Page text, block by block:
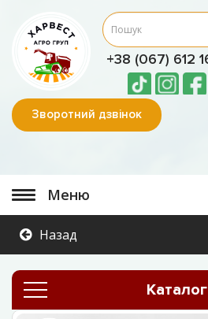
+38 (067) 612
Зворотний дзвінок
Меню
Назад
Каталог